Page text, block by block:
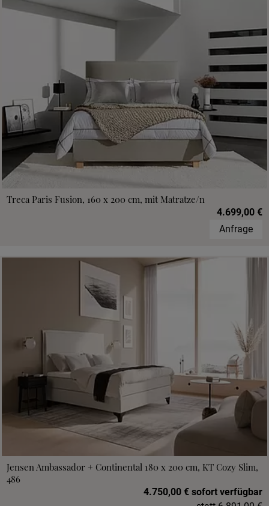
Treca Paris Fusion, 160 x 200 cm, mit Matratze/n
4.699,00 €
Anfrage
Jensen Ambassador + Continental 180 x 200 cm, KT Cozy Slim,
486
4.750,00 € sofort verfügbar